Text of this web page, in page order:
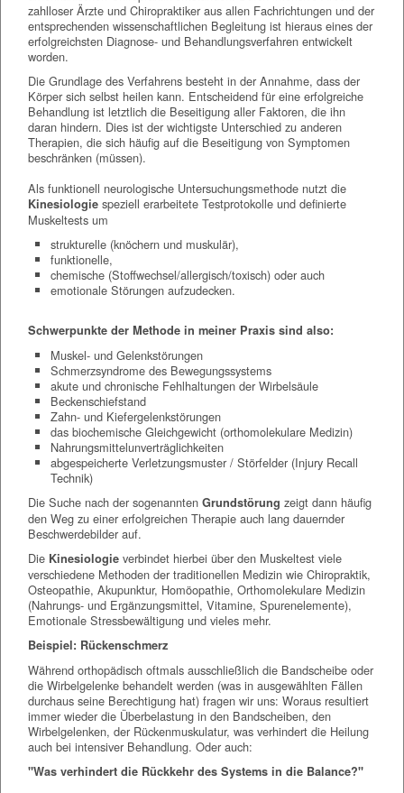
zahlloser Ärzte und Chiropraktiker aus allen Fachrichtungen und der
entsprechenden wissenschaftlichen Begleitung ist hieraus eines der
erfolgreichsten Diagnose- und Behandlungsverfahren entwickelt
worden.
Die Grundlage des Verfahrens besteht in der Annahme, dass der
Körper sich selbst heilen kann. Entscheidend für eine erfolgreiche
Behandlung ist letztlich die Beseitigung aller Faktoren, die ihn
daran hindern. Dies ist der wichtigste Unterschied zu anderen
Therapien, die sich häufig auf die Beseitigung von Symptomen
beschränken (müssen).
Als funktionell neurologische Untersuchungsmethode nutzt die
Kinesiologie speziell erarbeitete Testprotokolle und definierte
Muskeltests um
strukturelle (knöchern und muskulär),
funktionelle,
chemische (Stoffwechsel/allergisch/toxisch) oder auch
emotionale Störungen aufzudecken.
Schwerpunkte der Methode in meiner Praxis sind also:
Muskel- und Gelenkstörungen
Schmerzsyndrome des Bewegungssystems
akute und chronische Fehlhaltungen der Wirbelsäule
Beckenschiefstand
Zahn- und Kiefergelenkstörungen
das biochemische Gleichgewicht (orthomolekulare Medizin)
Nahrungsmittelunverträglichkeiten
abgespeicherte Verletzungsmuster / Störfelder (Injury Recall
Technik)
Die Suche nach der sogenannten Grundstörung zeigt dann häufig
den Weg zu einer erfolgreichen Therapie auch lang dauernder
Beschwerdebilder auf.
Die Kinesiologie verbindet hierbei über den Muskeltest viele
verschiedene Methoden der traditionellen Medizin wie Chiropraktik,
Osteopathie, Akupunktur, Homöopathie, Orthomolekulare Medizin
(Nahrungs- und Ergänzungsmittel, Vitamine, Spurenelemente),
Emotionale Stressbewältigung und vieles mehr.
Beispiel: Rückenschmerz
Während orthopädisch oftmals ausschließlich die Bandscheibe oder
die Wirbelgelenke behandelt werden (was in ausgewählten Fällen
durchaus seine Berechtigung hat) fragen wir uns: Woraus resultiert
immer wieder die Überbelastung in den Bandscheiben, den
Wirbelgelenken, der Rückenmuskulatur, was verhindert die Heilung
auch bei intensiver Behandlung. Oder auch:
"Was verhindert die Rückkehr des Systems in die Balance?"